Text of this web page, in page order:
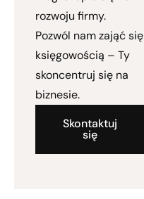
rozwoju firmy.
Pozwól nam zająć się
księgowością – Ty
skoncentruj się na
biznesie.
Skontaktuj
się